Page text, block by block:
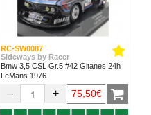
RC-SW0087
Sideways by Racer
Bmw 3,5 CSL Gr.5 #42 Gitanes 24h
LeMans 1976
– + 75,50€